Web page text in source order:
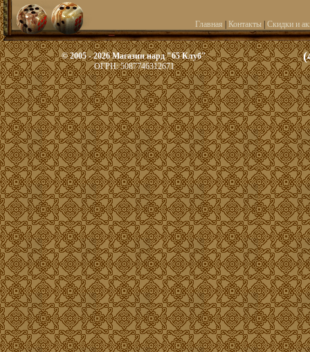
Главная |Контакты |Скидки и
© 2005 - 2026 Магазин нард "65 Клуб"
ОГРН: 5087746312671